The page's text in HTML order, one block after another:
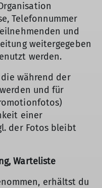
Telefonnummer
und
weitergegeben
werden.
während der
und für
einer
der Fotos bleibt
Warteliste
erhältst du